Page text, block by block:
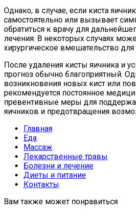
Однако, в случае, если киста
самостоятельно или вызывает
обратиться к врачу для
лечения. В некоторых случаях
хирургическое вмешательство
После удаления кисты яичника и
прогноз обычно благоприятный.
возникновения новых кист или
рекомендуется постоянное
превентивные меры для
яичников и предотвращения
Главная
Еда
Массаж
Лекарственные травы
Болезни и лечение
Диеты и питание
Контакты
Вам также может понравиться